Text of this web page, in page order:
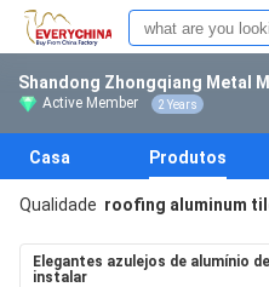
Shandong Zhongqiang Metal
Active Member 2 Years
Casa Produtos
Qualidade roofing aluminum
Elegantes azulejos de alumínio
instalar